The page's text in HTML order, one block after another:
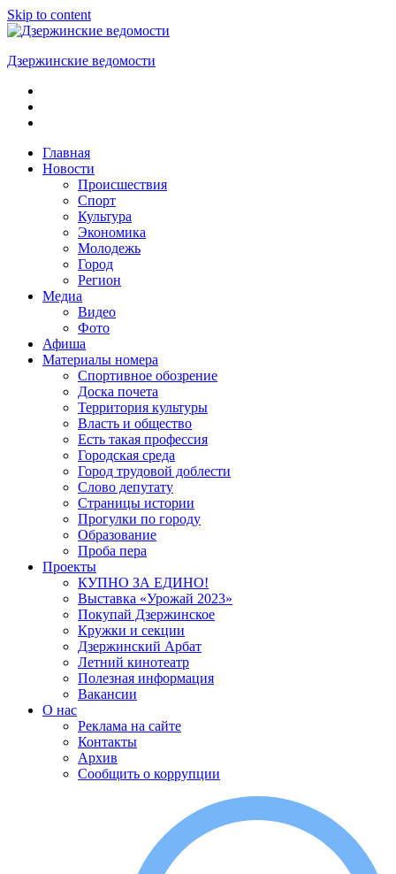
Skip to content
Дзержинские ведомости
ОБЩЕСТВЕННО-
ПОЛИТИЧЕСКАЯ
ГАЗЕТАГлавная
Новости
Происшествия
Спорт
Культура
Экономика
Молодежь
Город
Регион
Медиа
Видео
Фото
Афиша
Материалы номера
Спортивное обозрение
Доска почета
Территория культуры
Власть и общество
Есть такая профессия
Городская среда
Город трудовой доблести
Слово депутату
Страницы истории
Прогулки по городу
Образование
Проба пера
Проекты
КУПНО ЗА ЕДИНО!
Выставка «Урожай 2023»
Покупай Дзержинское
Кружки и секции
Дзержинский Арбат
Летний кинотеатр
Полезная информация
Вакансии
О нас
Реклама на сайте
Контакты
Архив
Сообщить о коррупции